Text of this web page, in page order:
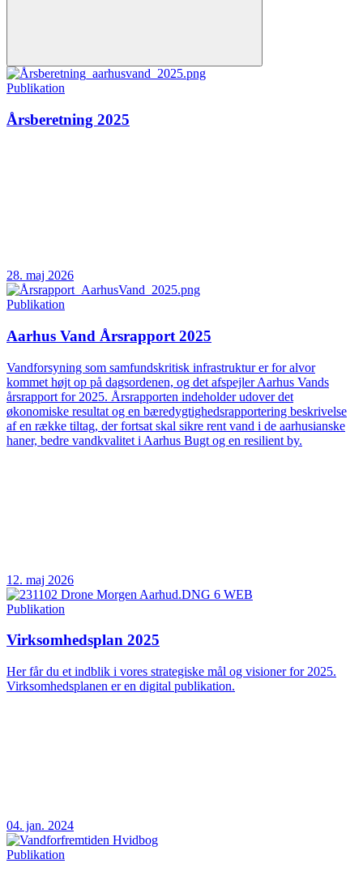
Publikation
Årsberetning 2025
28. maj 2026
Publikation
Aarhus Vand Årsrapport 2025
Vandforsyning som samfundskritisk infrastruktur er for alvor
kommet højt op på dagsordenen, og det afspejler Aarhus Vands
årsrapport for 2025. Årsrapporten indeholder udover det
økonomiske resultat og en bæredygtighedsrapportering beskrivelse
af en række tiltag, der fortsat skal sikre rent vand i de aarhusianske
haner, bedre vandkvalitet i Aarhus Bugt og en resilient by.
12. maj 2026
Publikation
Virksomhedsplan 2025
Her får du et indblik i vores strategiske mål og visioner for 2025.
Virksomhedsplanen er en digital publikation.
04. jan. 2024
Publikation